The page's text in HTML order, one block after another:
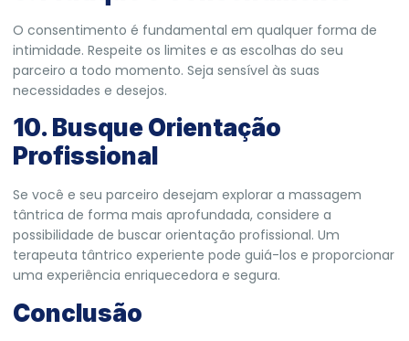
O consentimento é fundamental em qualquer forma de
intimidade. Respeite os limites e as escolhas do seu
parceiro a todo momento. Seja sensível às suas
necessidades e desejos.
10. Busque Orientação
Profissional
Se você e seu parceiro desejam explorar a massagem
tântrica de forma mais aprofundada, considere a
possibilidade de buscar orientação profissional. Um
terapeuta tântrico experiente pode guiá-los e proporcionar
uma experiência enriquecedora e segura.
Conclusão